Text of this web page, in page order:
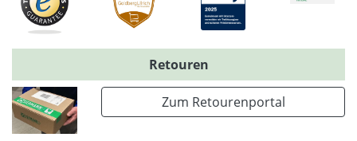
Retouren
Zum Retourenportal